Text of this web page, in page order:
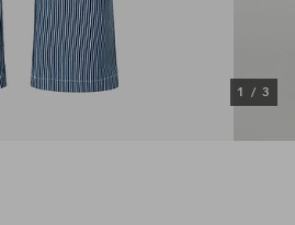
1 / 3